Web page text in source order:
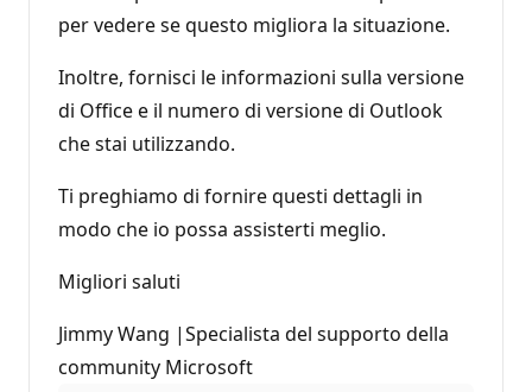
per vedere se questo migliora la situazione.
Inoltre, fornisci le informazioni sulla versione
di Office e il numero di versione di Outlook
che stai utilizzando.
Ti preghiamo di fornire questi dettagli in
modo che io possa assisterti meglio.
Migliori saluti
Jimmy Wang |Specialista del supporto della
community Microsoft